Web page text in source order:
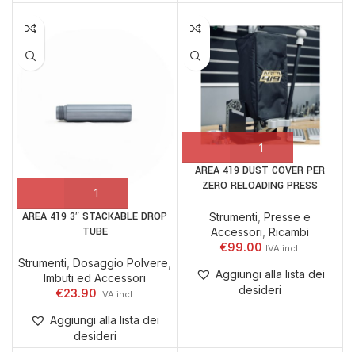
AREA 419 3″ STACKABLE DROP
TUBE
Strumenti ,Dosaggio Polvere
Imbuti ed Accessori
€23.90
Aggiungi alla lista dei
desideri
AREA 419 DUST COVER PER
ZERO RELOADING PRESS
Strumenti ,Presse e
Accessori ,Ricambi
€99.00
Aggiungi alla lista dei
desideri